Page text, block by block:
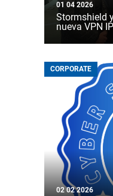
01 04 2026
Stormshield
nueva VPN
CORPORATE
02 02 2026